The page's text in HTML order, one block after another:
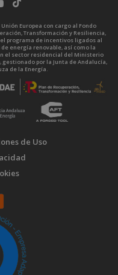
Europea con cargo al Fondo
Transformación y Resiliencia,
programa de incentivos ligados al
energía renovable, así como la
el sector residencial del Ministerio
gestionado por la Junta de Andalucía,
de la Energía.
de Uso